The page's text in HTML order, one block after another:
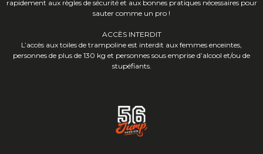
rapidement aux règles de sécurité et aux bonnes pratiques nécessaires pour
sauter comme un pro !
ACCÈS INTERDIT
L’accès aux toiles de trampoline est interdit aux femmes enceintes,
personnes de plus de 130 kg et personnes sous emprise d’alcool et/ou de
stupéfiants.